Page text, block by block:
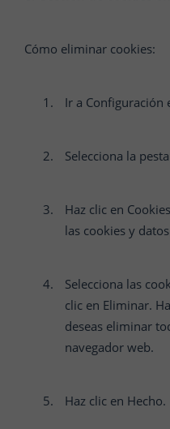
Cómo eliminar cookies:
Ir a Configuración
Selecciona la
Haz clic en
las cookies y
Selecciona las
clic en Eliminar.
deseas eliminar
navegador web.
Haz clic en Hecho.